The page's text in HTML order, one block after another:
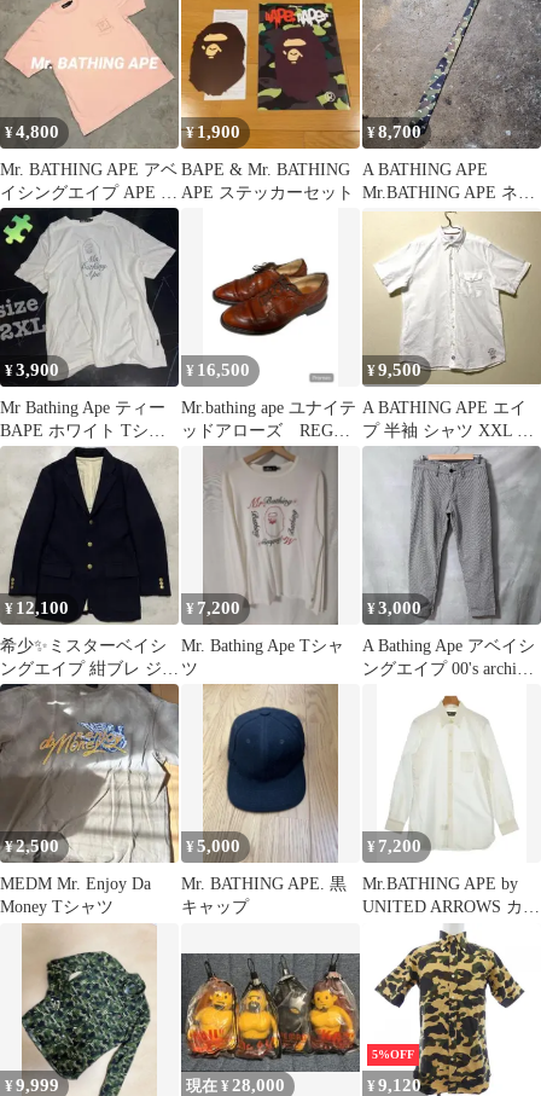
繍 日本製
¥4,800
Mr. BATHING APE アベ
イシングエイプ APE ポ
ケットTシャツ
¥1,900
BAPE & Mr. BATHING
APE ステッカーセット
¥8,700
A BATHING APE
Mr.BATHING APE ネク
タイ エイプカモ 髭デザ
イン アベイシングエイ
プ
¥3,900
Mr Bathing Ape ティー
BAPE ホワイト Tシャ
ツ シンプル
¥ 16,500
Mr.bathing ape ユナイテ
ッドアローズ REGAL
ウィングチップ
¥9,500
A BATHING APE エイ
プ 半袖 シャツ XXL 大
人エイプ
¥ 12,100
希少✨️ミスターベイシ
ングエイプ 紺ブレ ジャ
ケット 金ボタン ウール
44
¥ 7,200
Mr. Bathing Ape Tシャ
ツ
¥3,000
A Bathing Ape アベイシ
ングエイプ 00's archive
NIGO 本人期
houndstooth pants 千鳥格
子 総柄 ストレート パ
ンツ size.S グレー
¥2,500
MEDM Mr. Enjoy Da
Money Tシャツ
¥5,000
Mr. BATHING APE. 黒
キャップ
¥ 7,200
Mr.BATHING APE by
UNITED ARROWS カジ
ュアルシャツ メンズ
【古着】【中古】【送
料無料】
¥9,999 現在 ¥ 28,000
5%OFF
¥ 9,120